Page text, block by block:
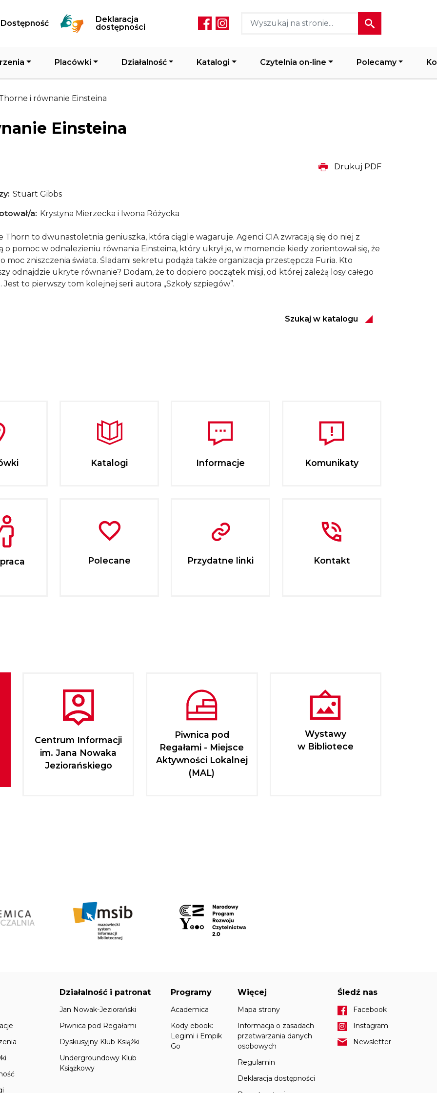
Dostępność
Deklaracja
dostępności
Social media header
Placówki Działalność Katalogi Czytelnia on-line Polecamy
i równanie Einsteina
Einsteina
Drukuj PDF
Stuart Gibbs
a Krystyna Mierzecka i Iwona Różycka
Thorn to dwunastoletnia geniuszka, która ciągle wagaruje. Agenci CIA zwracają się do niej z
o pomoc w odnalezieniu równania Einsteina, który ukrył je, w momencie kiedy zorientował się, że
moc zniszczenia świata. Śladami sekretu podąża także organizacja przestępcza Furia. Kto
odnajdzie ukryte równanie? Dodam, że to dopiero początek misji, od której zależą losy całego
Jest to pierwszy tom kolejnej serii autora „Szkoły szpiegów”.
Szukaj w katalogu
Katalogi Informacje Komunikaty
Polecane Przydatne linki Kontakt
Centrum Informacji
im. Jana Nowaka
Jeziorańskiego
Piwnica pod
Regałami - Miejsce
Aktywności Lokalnej
(MAL)
Wystawy
w Bibliotece
Działalność i patronat
Jan Nowak-Jeziorański
Piwnica pod Regałami
Dyskusyjny Klub Książki
Undergroundowy Klub
Książkowy
Programy
Academica
Kody ebook:
Legimi i Empik
Go
Więcej
Mapa strony
Informacja o zasadach
przetwarzania danych
osobowych
Regulamin
Deklaracja dostępności
Śledź nas
Facebook
Instagram
Newsletter